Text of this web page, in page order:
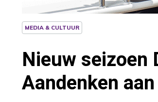
MEDIA & CULTUUR
Nieuw seizoen
Aandenken